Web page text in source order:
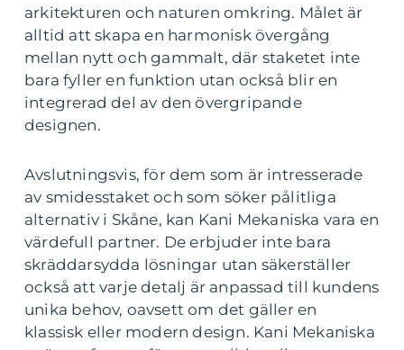
arkitekturen och naturen omkring. Målet är
alltid att skapa en harmonisk övergång
mellan nytt och gammalt, där staketet inte
bara fyller en funktion utan också blir en
integrerad del av den övergripande
designen.
Avslutningsvis, för dem som är intresserade
av smidesstaket och som söker pålitliga
alternativ i Skåne, kan Kani Mekaniska vara en
värdefull partner. De erbjuder inte bara
skräddarsydda lösningar utan säkerställer
också att varje detalj är anpassad till kundens
unika behov, oavsett om det gäller en
klassisk eller modern design. Kani Mekaniska